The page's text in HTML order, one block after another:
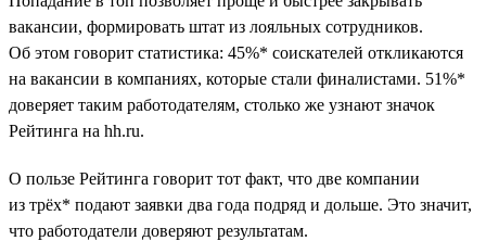
вакансии, формировать штат из лояльных сотрудников.
Об этом говорит статистика: 45%* соискателей откликаются
на вакансии в компаниях, которые стали финалистами. 51%*
доверяет таким работодателям, столько же узнают значок
Рейтинга на hh.ru.
О пользе Рейтинга говорит тот факт, что две компании
из трёх* подают заявки два года подряд и дольше. Это значит,
что работодатели доверяют результатам.